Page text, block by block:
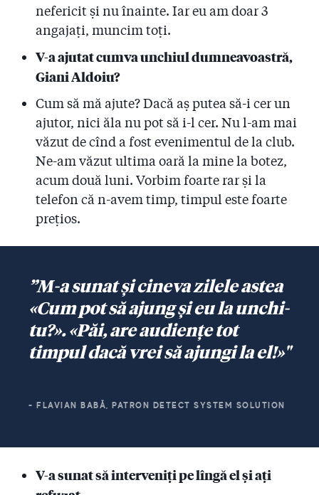
nefericit şi nu înainte. Iar eu am doar 3
angajaţi, muncim toţi.
V-a ajutat cumva unchiul dumneavoastră,
Giani Aldoiu?
Cum să mă ajute? Dacă aş putea să-i cer un
ajutor, nici ăla nu pot să i-l cer. Nu l-am mai
văzut de cînd a fost evenimentul de la club.
Ne-am văzut ultima oară la mine la botez,
acum două luni. Vorbim foarte rar şi la
telefon că n-avem timp, timpul este foarte
preţios.
”M-a sunat şi cineva zilele astea
«Cum pot să ajung şi eu la unchi-
tu?». «Păi, are audienţe tot
timpul dacă vrei să ajungi la el!»"
- FLAVIAN BABĂ, PATRON DETECT SYSTEM SOLUTION
V-a sunat să interveniţi pe lîngă el și ați